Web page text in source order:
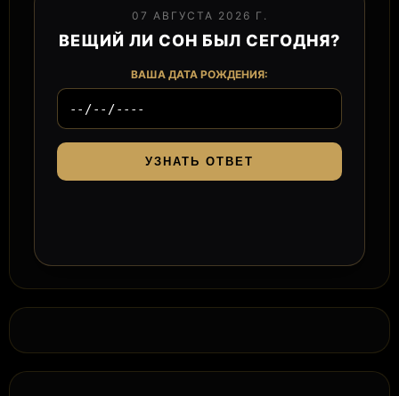
07 АВГУСТА 2026 Г.
ВЕЩИЙ ЛИ СОН БЫЛ СЕГОДНЯ?
ВАША ДАТА РОЖДЕНИЯ:
УЗНАТЬ ОТВЕТ